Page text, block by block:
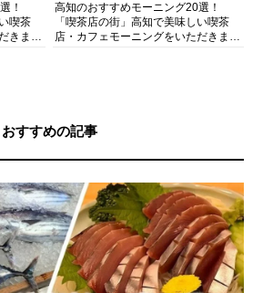
！
喫茶
きま
高知のおすすめモーニング20選！
「喫茶店の街」高知で美味しい喫茶
店・カフェモーニングをいただきま
おすすめの記事